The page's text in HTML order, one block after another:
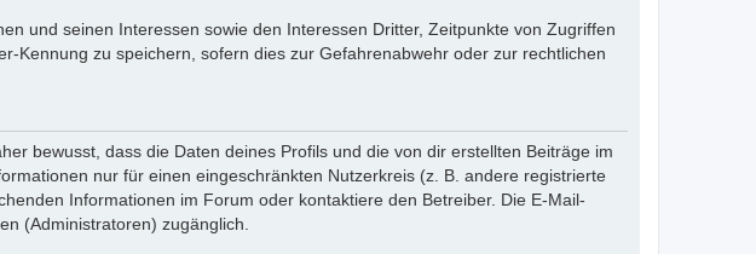
und seinen Interessen sowie den Interessen Dritter, Zeitpunkte von Zugriffen
Kennung zu speichern, sofern dies zur Gefahrenabwehr oder zur rechtlichen
bewusst, dass die Daten deines Profils und die von dir erstellten Beiträge im
nur für einen eingeschränkten Nutzerkreis (z. B. andere registrierte
Informationen im Forum oder kontaktiere den Betreiber. Die E-Mail-
(Administratoren) zugänglich.